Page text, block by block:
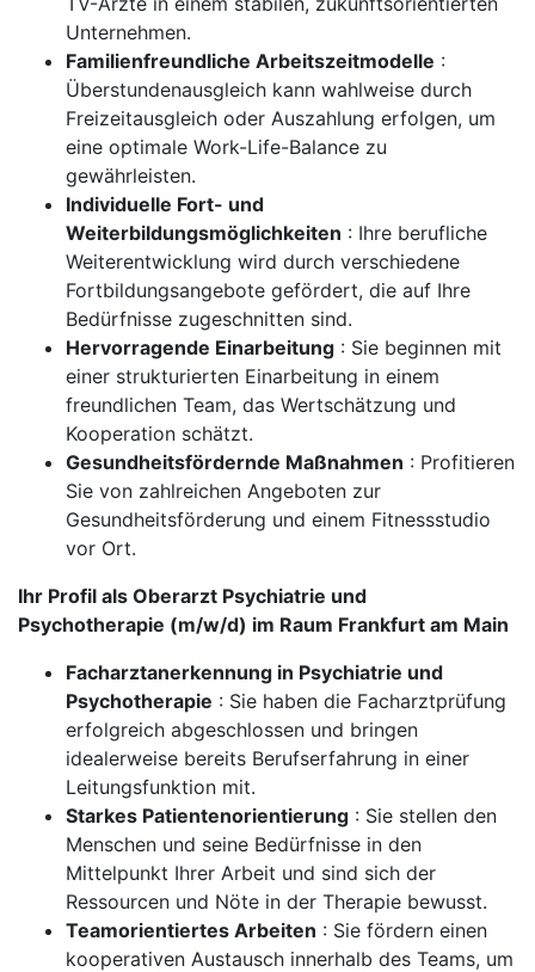
Unternehmen.
Familienfreundliche Arbeitszeitmodelle :
Überstundenausgleich kann wahlweise durch
Freizeitausgleich oder Auszahlung erfolgen, um
eine optimale Work-Life-Balance zu
gewährleisten.
Individuelle Fort- und
Weiterbildungsmöglichkeiten : Ihre berufliche
Weiterentwicklung wird durch verschiedene
Fortbildungsangebote gefördert, die auf Ihre
Bedürfnisse zugeschnitten sind.
Hervorragende Einarbeitung : Sie beginnen mit
einer strukturierten Einarbeitung in einem
freundlichen Team, das Wertschätzung und
Kooperation schätzt.
Gesundheitsfördernde Maßnahmen : Profitieren
Sie von zahlreichen Angeboten zur
Gesundheitsförderung und einem Fitnessstudio
vor Ort.
Ihr Profil als Oberarzt Psychiatrie und
Psychotherapie (m/w/d) im Raum Frankfurt am Main
Facharztanerkennung in Psychiatrie und
Psychotherapie : Sie haben die Facharztprüfung
erfolgreich abgeschlossen und bringen
idealerweise bereits Berufserfahrung in einer
Leitungsfunktion mit.
Starkes Patientenorientierung : Sie stellen den
Menschen und seine Bedürfnisse in den
Mittelpunkt Ihrer Arbeit und sind sich der
Ressourcen und Nöte in der Therapie bewusst.
Teamorientiertes Arbeiten : Sie fördern einen
kooperativen Austausch innerhalb des Teams, um